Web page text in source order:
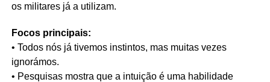
os militares já a utilizam.
Focos principais:
• Todos nós já tivemos instintos, mas muitas vezes
ignorámos.
• Pesquisas mostra que a intuição é uma habilidade